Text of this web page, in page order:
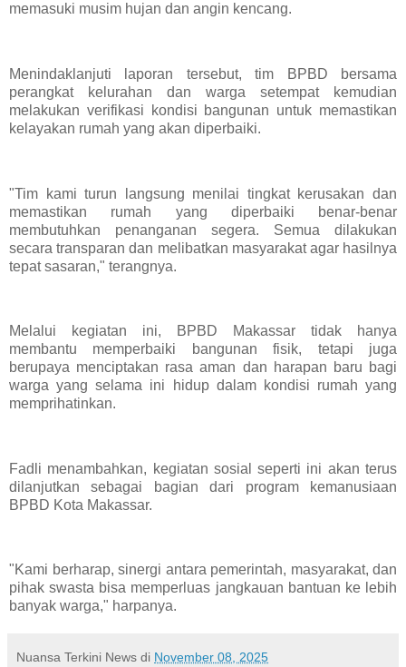
memasuki musim hujan dan angin kencang.
Menindaklanjuti laporan tersebut, tim BPBD bersama
perangkat kelurahan dan warga setempat kemudian
melakukan verifikasi kondisi bangunan untuk memastikan
kelayakan rumah yang akan diperbaiki.
"Tim kami turun langsung menilai tingkat kerusakan dan
memastikan rumah yang diperbaiki benar-benar
membutuhkan penanganan segera. Semua dilakukan
secara transparan dan melibatkan masyarakat agar hasilnya
tepat sasaran," terangnya.
Melalui kegiatan ini, BPBD Makassar tidak hanya
membantu memperbaiki bangunan fisik, tetapi juga
berupaya menciptakan rasa aman dan harapan baru bagi
warga yang selama ini hidup dalam kondisi rumah yang
memprihatinkan.
Fadli menambahkan, kegiatan sosial seperti ini akan terus
dilanjutkan sebagai bagian dari program kemanusiaan
BPBD Kota Makassar.
"Kami berharap, sinergi antara pemerintah, masyarakat, dan
pihak swasta bisa memperluas jangkauan bantuan ke lebih
banyak warga," harpanya.
Nuansa Terkini News di November 08, 2025